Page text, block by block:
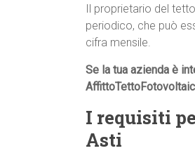
Il proprietario del
periodico, che può
cifra mensile.
Se la tua azienda è
I requisiti
Asti